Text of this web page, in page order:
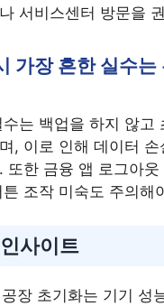
서비스센터 방문을
가장 흔한 실수는
는 백업을 하지 않고
, 이로 인해 데이터
또한 금융 앱 로그아웃
조작 미숙도 주의해
사이트
장 초기화는 기기 성